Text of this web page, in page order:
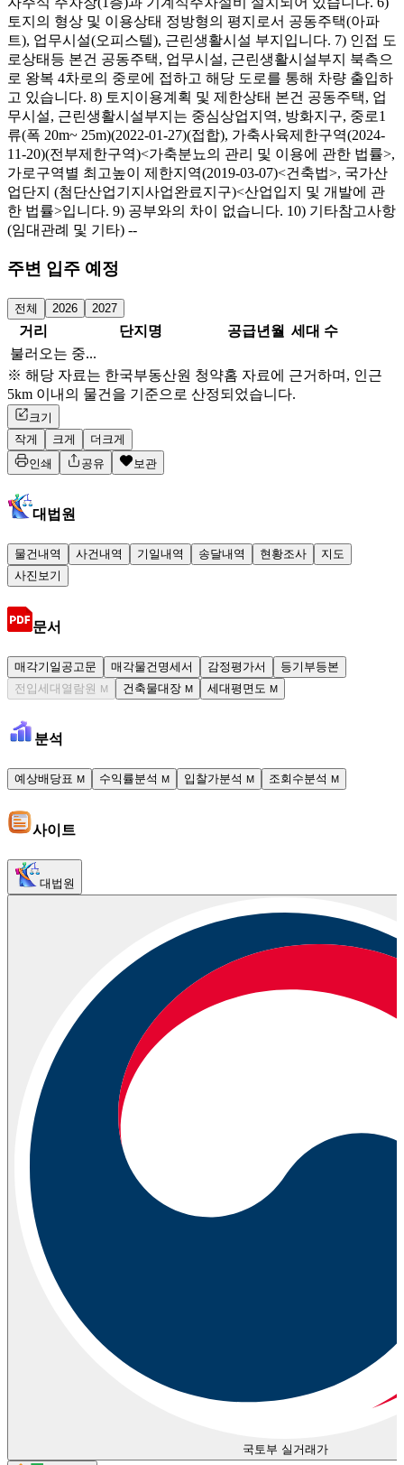
토지의 형상 및 이용상태 정방형의 평지로서 공동주택(아파
트), 업무시설(오피스텔), 근린생활시설 부지입니다. 7) 인접 도
로상태등 본건 공동주택, 업무시설, 근린생활시설부지 북측으
로 왕복 4차로의 중로에 접하고 해당 도로를 통해 차량 출입하
고 있습니다. 8) 토지이용계획 및 제한상태 본건 공동주택, 업
무시설, 근린생활시설부지는 중심상업지역, 방화지구, 중로1
류(폭 20m~ 25m)(2022-01-27)(접합), 가축사육제한구역(2024-
11-20)(전부제한구역)<가축분뇨의 관리 및 이용에 관한 법률>,
가로구역별 최고높이 제한지역(2019-03-07)<건축법>, 국가산
업단지 (첨단산업기지사업완료지구)<산업입지 및 개발에 관
한 법률>입니다. 9) 공부와의 차이 없습니다. 10) 기타참고사항
(임대관례 및 기타) --
주변 입주 예정
전체 2026 2027
거리 단지명 공급년월 세대 수
불러오는 중...
※ 해당 자료는 한국부동산원 청약홈 자료에 근거하며, 인근
5km 이내의 물건을 기준으로 산정되었습니다.
크기
작게
크게
더크게
인쇄
공유 보관
대법원
물건내역 사건내역 기일내역 송달내역 현황조사
지도
사진보기
문서
매각기일공고문 매각물건명세서 감정평가서
등기부등본
전입세대열람원
M 건축물대장 M 세대평면도 M
분석
예상배당표 M 수익률분석 M 입찰가분석 M 조회수분석 M
사이트
대법원
국토부 실거래가